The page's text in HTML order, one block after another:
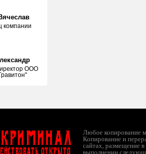
компании
ООО
Криминал
ОТКРЫТО
Любое копирование
Копирование и
сайтах, размещение
выполнении